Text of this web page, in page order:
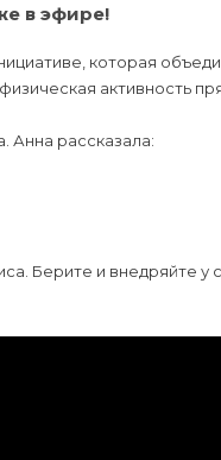
в эфире!
которая
активность
Анна рассказала:
Берите и внедряйте у